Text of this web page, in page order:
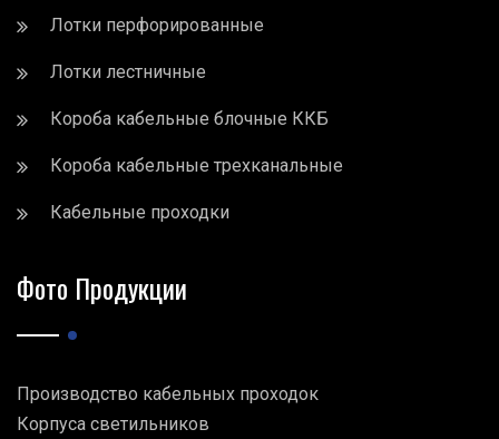
Лотки перфорированные
Лотки лестничные
Короба кабельные блочные ККБ
Короба кабельные трехканальные
Кабельные проходки
Фото Продукции
Производство кабельных проходок
Корпуса светильников